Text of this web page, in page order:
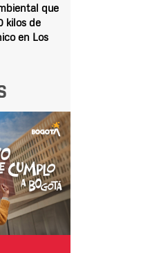
que
kilos de
en Los